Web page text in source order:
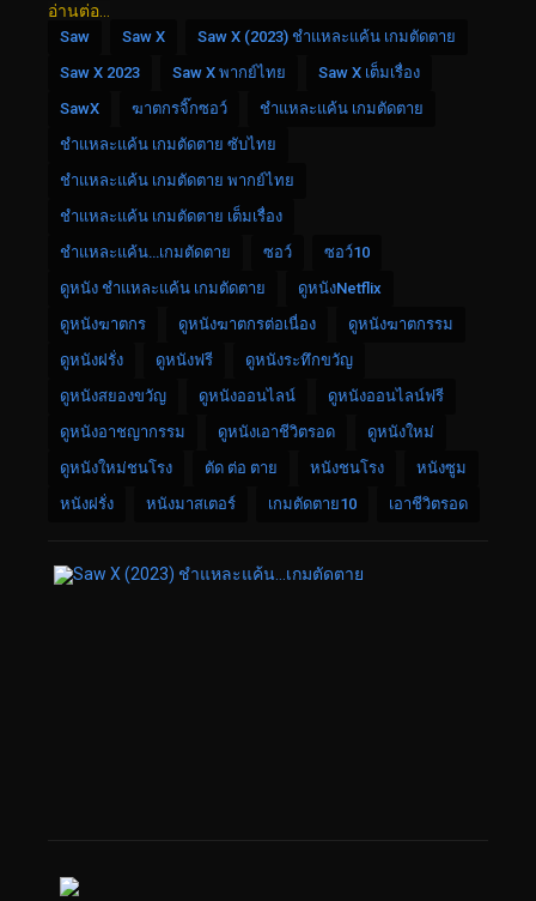
อ่านต่อ...
Saw Saw X
Saw X (2023) ชำแหละแค้น เกมตัดตาย
Saw X 2023
Saw X พากย์ไทย
Saw X เต็มเรื่อง
SawX
ฆาตกรจิ๊กซอว์
ชำแหละแค้น เกมตัดตาย
ชำแหละแค้น เกมตัดตาย ซับไทย
ชำแหละแค้น เกมตัดตาย พากย์ไทย
ชำแหละแค้น เกมตัดตาย เต็มเรื่อง
ชำแหละแค้น…เกมตัดตาย
ซอว์
ซอว์10
ดูหนัง ชำแหละแค้น เกมตัดตาย
ดูหนังNetflix
ดูหนังฆาตกร
ดูหนังฆาตกรต่อเนื่อง
ดูหนังฆาตกรรม
ดูหนังฝรั่ง
ดูหนังฟรี
ดูหนังระทึกขวัญ
ดูหนังสยองขวัญ
ดูหนังออนไลน์
ดูหนังออนไลน์ฟรี
ดูหนังอาชญากรรม
ดูหนังเอาชีวิตรอด
ดูหนังใหม่
ดูหนังใหม่ชนโรง
ตัด ต่อ ตาย หนังชนโรง
หนังซูม
หนังฝรั่ง
หนังมาสเตอร์ เกมตัดตาย10 เอาชีวิตรอด